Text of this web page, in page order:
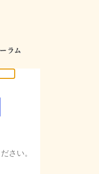
さい。